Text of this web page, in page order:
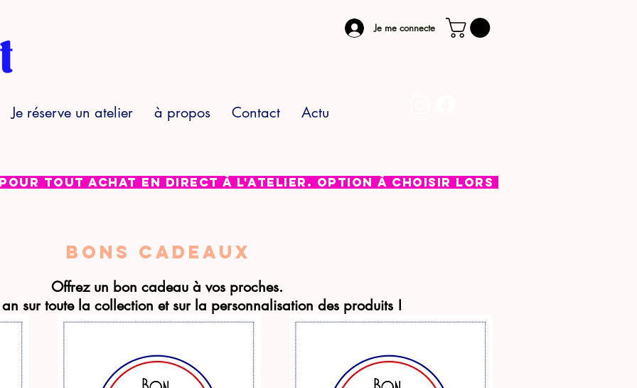
Je me connecte
Je réserve un atelier à propos Contact Actu
pour tout achat en direct à l'atelier. Option à choisir lors de l'étape de
Bons cadeaux
Offrez un bon cadeau à vos proches.
sur toute la collection et sur la personnalisation des produits !